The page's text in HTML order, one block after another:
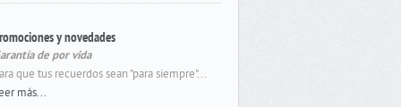
y novedades
de por vida
que tus recuerdos sean "para siempre"...
más...